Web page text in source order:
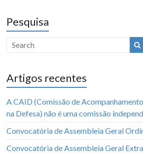
Pesquisa
Artigos recentes
A CAID (Comissão de
na Defesa) não é uma comissão
Convocatória de Assembleia Geral
Convocatória de Assembleia Geral